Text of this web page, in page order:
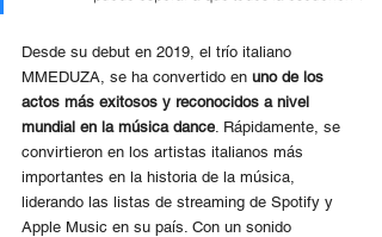
Desde su debut en 2019, el trío italiano
MMEDUZA, se ha convertido en uno de los
actos más exitosos y reconocidos a nivel
mundial en la música dance . Rápidamente, se
convirtieron en los artistas italianos más
importantes en la historia de la música,
liderando las listas de streaming de Spotify y
Apple Music en su país. Con un sonido